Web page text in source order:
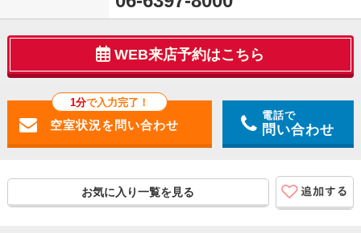
WEB来店予約はこちら
1分で入力完了！
電話で
問い合わせ
お気に入り一覧を見る